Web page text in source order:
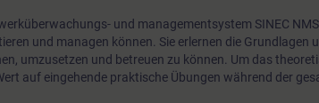
und managementsystem SINEC
und managen können. Sie erlernen die Grundlagen
umzusetzen und betreuen zu können. Um das
auf eingehende praktische Übungen während der